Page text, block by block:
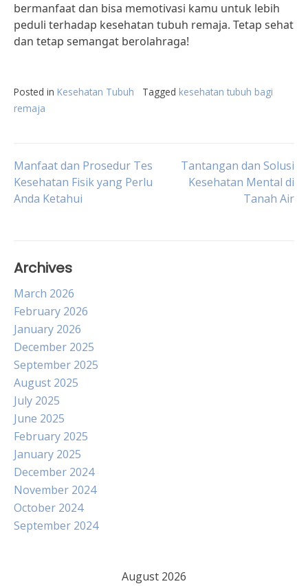
bermanfaat dan bisa memotivasi kamu untuk lebih
peduli terhadap kesehatan tubuh remaja. Tetap sehat
dan tetap semangat berolahraga!
Posted in Kesehatan Tubuh Tagged kesehatan tubuh bagi
remaja
Post
navigation
Manfaat dan Prosedur Tes
Kesehatan Fisik yang Perlu
Anda Ketahui
Tantangan dan Solusi
Kesehatan Mental di
Tanah Air
Archives
March 2026
February 2026
January 2026
December 2025
September 2025
August 2025
July 2025
June 2025
February 2025
January 2025
December 2024
November 2024
October 2024
September 2024
August 2026